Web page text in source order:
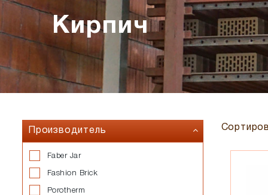
Кирпич
Производитель
Faber Jar
Fashion Brick
Porotherm